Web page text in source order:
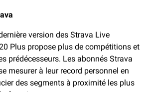
version des Strava Live
Plus propose plus de compétitions et
prédécesseurs. Les abonnés Strava
mesurer à leur record personnel en
des segments à proximité les plus